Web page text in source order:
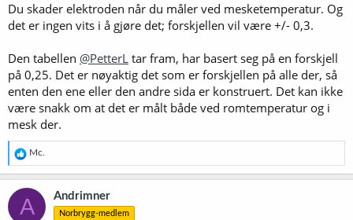
Du skader elektroden når du måler ved mesketemperatur. Og
det er ingen vits i å gjøre det; forskjellen vil være +/- 0,3.
Den tabellen @PetterL tar fram, har basert seg på en forskjell
på 0,25. Det er nøyaktig det som er forskjellen på alle der, så
enten den ene eller den andre sida er konstruert. Det kan ikke
være snakk om at det er målt både ved romtemperatur og i
mesk der.
R
e
a
k
s
Mc.
A Andrimner
Norbrygg-medlem